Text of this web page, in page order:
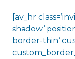
[av_hr
shadow‘
border-thin‘